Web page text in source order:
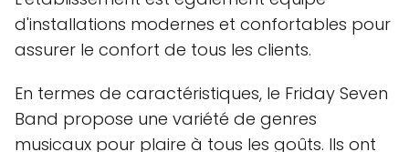
d'installations modernes et confortables pour
assurer le confort de tous les clients.
En termes de caractéristiques, le Friday Seven
Band propose une variété de genres
musicaux pour plaire à tous les goûts. Ils ont